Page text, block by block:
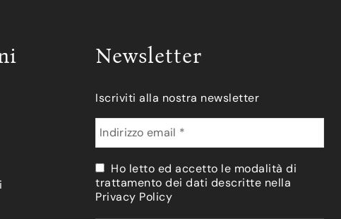
Newsletter
Iscriviti alla nostra newsletter
Ho letto ed accetto le modalità di
trattamento dei dati descritte nella
Privacy Policy